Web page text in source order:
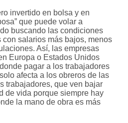
invertido en bolsa y en
que puede volar a
buscando las condiciones
con salarios más bajos, menos
Así, las empresas
Europa o Estados Unidos
pagar a los trabajadores
afecta a los obreros de las
trabajadores, que ven bajar
de vida porque siempre hay
la mano de obra es más